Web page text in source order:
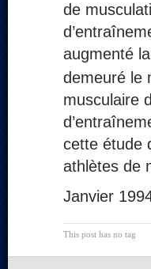
de
augmenté
demeuré le
musculaire
cette étude
athlètes de
Janvier
This post has no tag